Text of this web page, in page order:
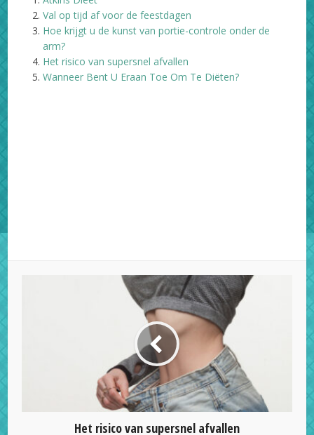
Val op tijd af voor de feestdagen
Hoe krijgt u de kunst van portie-controle onder de
arm?
Het risico van supersnel afvallen
Wanneer Bent U Eraan Toe Om Te Diëten?
Het risico van supersnel afvallen